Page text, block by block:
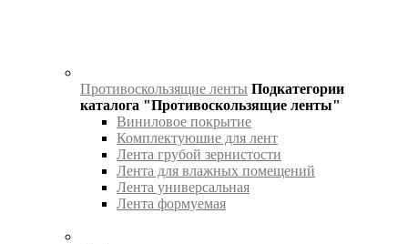
Противоскользящие ленты Подкатегории
каталога "Противоскользящие ленты"
Виниловое покрытие
Комплектуюшие для лент
Лента грубой зернистости
Лента для влажных помещений
Лента универсальная
Лента формуемая